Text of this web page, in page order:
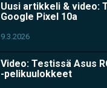
Uusi artikkeli & video:
Google Pixel 10a
9.3.2026
Video: Testissä Asus
-pelikuulokkeet